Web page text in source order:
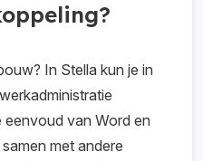
In Stella kun je in
eenvoud van Word en
met andere